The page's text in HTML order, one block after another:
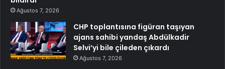
Ağustos 7, 2026
CHP toplantısına figüran taşıyan
ajans sahibi yandaş Abdülkadir
Selvi’yi bile çileden çıkardı
Ağustos 7, 2026